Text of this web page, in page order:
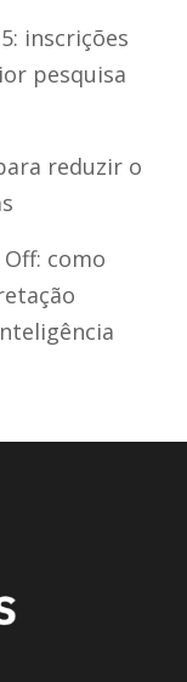
inscrições
pesquisa
reduzir o
como